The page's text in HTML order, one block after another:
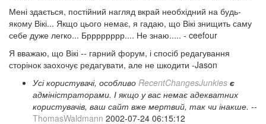
Мені здається, постійний нагляд вкрай необхідний на будь-
якому Вікі... Якщо цього немає, я гадаю, що Вікі знищить саму
себе дуже легко... Брррррррр.... Не знаю..... - ceefour
Я вважаю, що Вікі -- гарний форум, і спосіб редагування
сторінок заохочує редагувати, але не шкодити -Jason
Усі користувачі, особливо RecentChangesJunkies є
адміністраторами. І якщо у вас немає адекватних
користувачів, ваш сайт вже мертвий, так чи інакше. --
ThomasWaldmann 2002-07-24 06:15:12